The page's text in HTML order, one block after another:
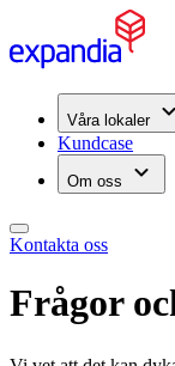
Våra lokaler
Kundcase
Om oss
Kontakta oss
Frågor